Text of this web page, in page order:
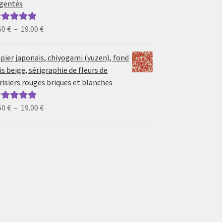
5.00sur
€ – 19.00€Plage
prix :
6.50 €
à
japonais, chiyogami (yuzen), fond
beige, sérigraphie de fleurs de
rouges briques et blanches
5.00sur
€ – 19.00€Plage